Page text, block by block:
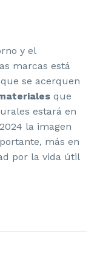
y el
marcas está
se acerquen
que
estará en
la imagen
más en
por la vida útil